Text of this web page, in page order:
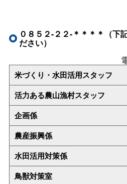
０８５２-２２-＊＊＊＊（下
ださい）
米づくり・水田活用スタッフ
活力ある農山漁村スタッフ
企画係
農産振興係
水田活用対策係
鳥獣対策室